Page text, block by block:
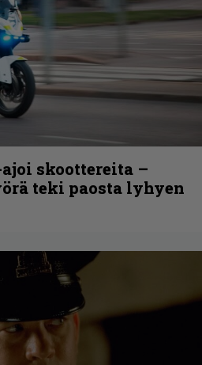
skoottereita –
teki paosta lyhyen